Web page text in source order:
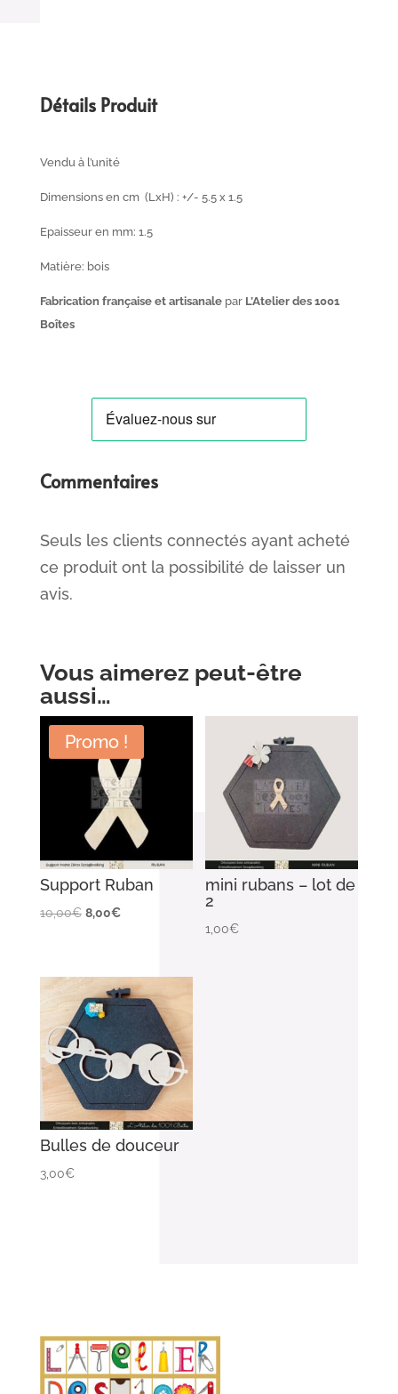
Détails Produit
Vendu à l’unité
Dimensions en cm (LxH) : +/- 5.5 x 1.5
Epaisseur en mm: 1.5
Matière: bois
Fabrication française et artisanale parL’Atelier des 1001
Boîtes
Commentaires
Seuls les clients connectés ayant acheté
ce produit ont la possibilité de laisser un
avis.
Vous aimerez peut-être
aussi…
Promo !
Support Ruban
10,00€ Le
était :
10,00€.
8,00€Le
est :
8,00€.
mini rubans – lot de
2
1,00€
Bulles de douceur
3,00€